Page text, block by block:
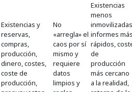
Existencias y
reservas,
compras,
producción,
dinero, costes,
coste de
producción,
No
«arregla» el
caos por sí
mismo y
requiere
datos
limpios y
Existencias
menos
informes
rápidos,
de
producción
más cercano
a la realidad,